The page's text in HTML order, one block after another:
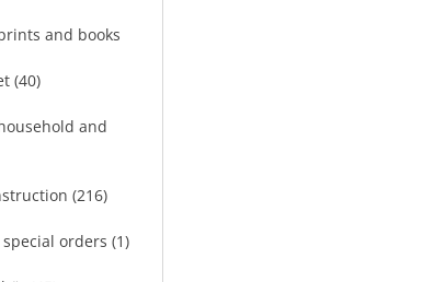
and books
(40)
and
(216)
orders (1)